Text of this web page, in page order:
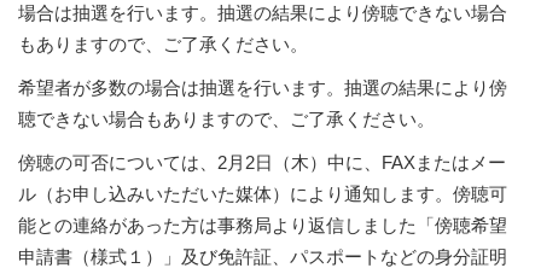
場合は抽選を行います。抽選の結果により傍聴できない場合
もありますので、ご了承ください。
希望者が多数の場合は抽選を行います。抽選の結果により傍
聴できない場合もありますので、ご了承ください。
傍聴の可否については、2月2日（木）中に、FAXまたはメー
ル（お申し込みいただいた媒体）により通知します。傍聴可
能との連絡があった方は事務局より返信しました「傍聴希望
申請書（様式１）」及び免許証、パスポートなどの身分証明